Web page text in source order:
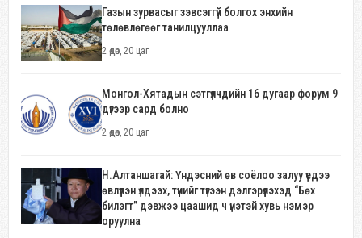
Газын зурвасыг зэвсэггүй болгох энхийн
төлөвлөгөөг танилцууллаа
2 өдөр, 20 цаг
Монгол-Хятадын сэтгүүлчдийн 16 дугаар форум 9
дүгээр сард болно
2 өдөр, 20 цаг
Н.Алтаншагай: Үндэсний өв соёлоо залуу үедээ
өвлүүлэн үлдээх, түүнийг түгээн дэлгэрүүлэхэд “Бөх
билэгт” дэвжээ цаашид ч үнэтэй хувь нэмэр
оруулна